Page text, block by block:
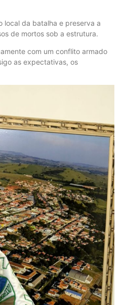
local da batalha e preserva a
de mortos sob a estrutura.
com um conflito armado
as expectativas, os